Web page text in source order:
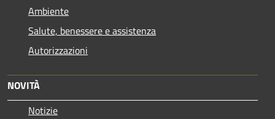
Ambiente
Salute, benessere e assistenza
Autorizzazioni
NOVITÀ
Notizie